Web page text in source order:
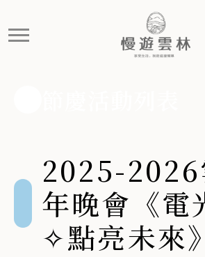
2025-2026雲林跨
跨年晚會睽違12年.ᐟ.ᐟ 含金爆表卡司
2025-2026
年晚會《電
✧點亮未來》